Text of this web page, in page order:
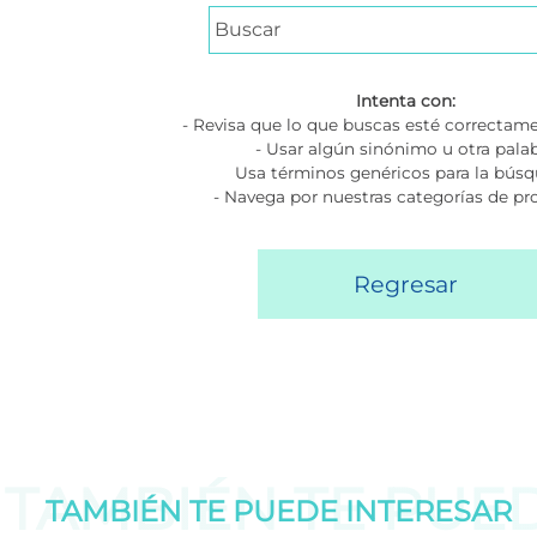
Intenta con:
- Revisa que lo que buscas esté
- Usar algún sinónimo u otra
Usa términos genéricos para la
- Navega por nuestras categorías de
Regresar
TAMBIÉN TE
TAMBIÉN TE PUEDE INTERESAR